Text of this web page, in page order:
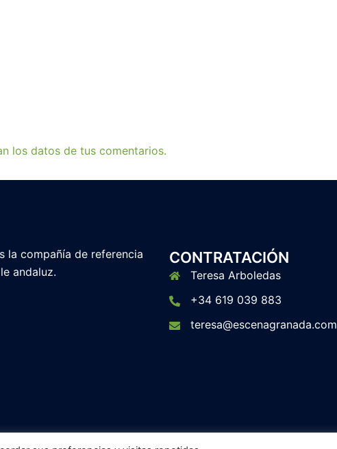
los datos de tus comentarios.
la compañía de referencia
andaluz.
CONTRATACIÓN
Teresa Arboledas
+34 619 039 883
teresa@escenagranada.com